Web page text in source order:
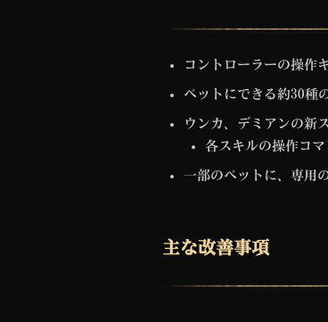
コントローラーの操作
ペットにできる約30種
ウンカ、デミアンの新
各スキルの操作コ
一部のペットに、専用
主な改善事項